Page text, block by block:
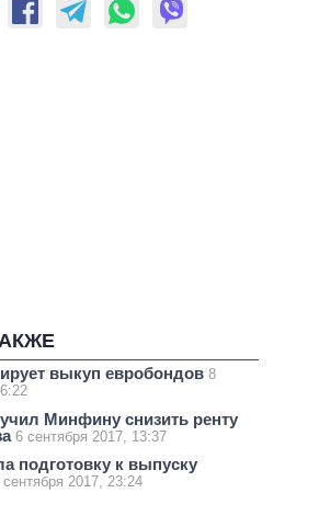
выкуп евробондов 8
Минфину снизить ренту
6 сентября 2017, 13:37
подготовку к выпуску
сентября 2017, 23:24